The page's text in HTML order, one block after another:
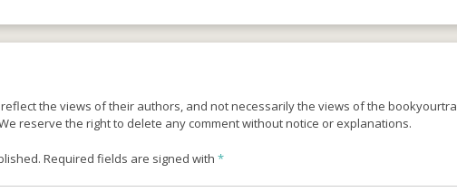
the views of their authors, and not necessarily the views of the
reserve the right to delete any comment without notice or explanations.
Required fields are signed with *